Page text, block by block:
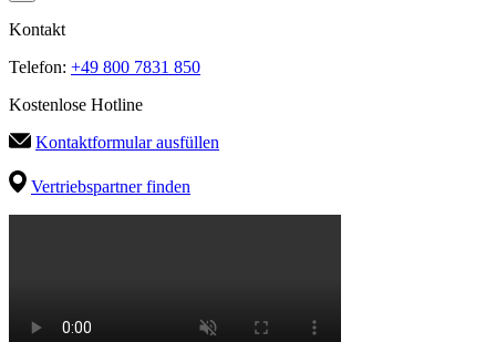
Kontakt
Telefon: +49 800 7831 850
Kostenlose Hotline
Kontaktformular ausfüllen
Vertriebspartner finden